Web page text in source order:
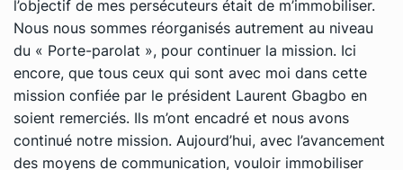
l’objectif de mes persécuteurs était de m’immobiliser.
Nous nous sommes réorganisés autrement au niveau
du « Porte-parolat », pour continuer la mission. Ici
encore, que tous ceux qui sont avec moi dans cette
mission confiée par le président Laurent Gbagbo en
soient remerciés. Ils m’ont encadré et nous avons
continué notre mission. Aujourd’hui, avec l’avancement
des moyens de communication, vouloir immobiliser